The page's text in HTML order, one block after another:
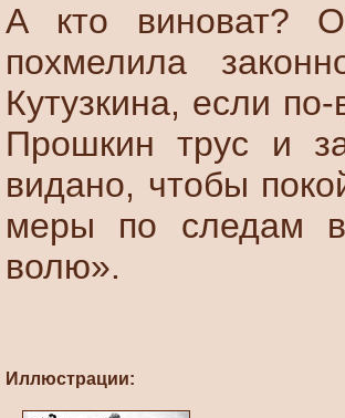
А кто виноват?
похмелила
Кутузкина, если
Прошкин трус и
видано, чтобы
меры по следам
волю».
Иллюстрации: